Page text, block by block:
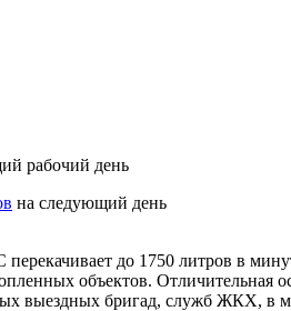
рабочий день
на следующий день
до 1750 литров в
объектов.
выездных бригад, служб ЖКХ,